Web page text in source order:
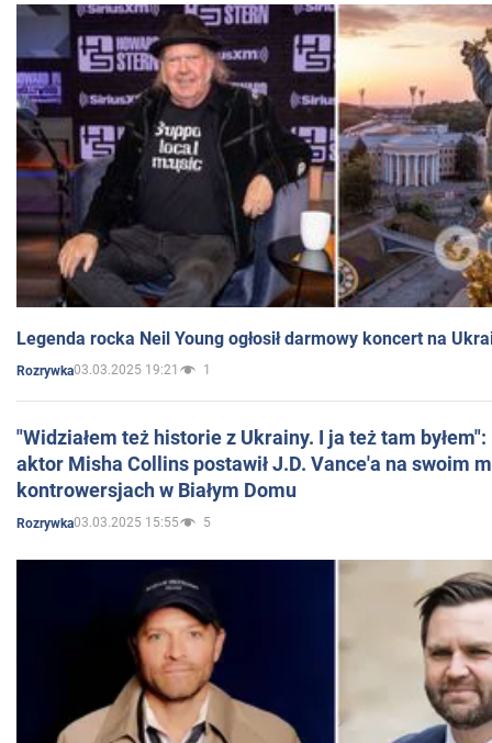
Legenda rocka Neil Young ogłosił darmowy koncert na
Rozrywka03.03.2025 19:21 1
"Widziałem też historie z Ukrainy. I ja też tam
aktor Misha Collins postawił J.D. Vance'a na swoim
kontrowersjach w Białym Domu
Rozrywka03.03.2025 15:55 5